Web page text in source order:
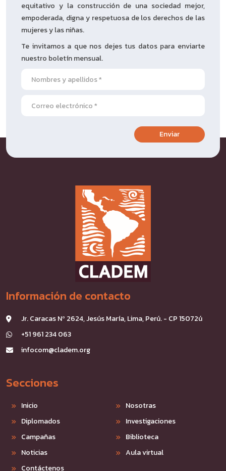
equitativo y la construcción de una sociedad mejor,
empoderada, digna y respetuosa de los derechos de las
mujeres y las niñas.
Te invitamos a que nos dejes tus datos para enviarte
nuestro boletín mensual.
Enviar
Información de contacto
Jr. Caracas Nº 2624, Jesús María, Lima, Perú. - CP 15072ú
+51 961 234 063
infocom@cladem.org
Secciones
Inicio
Nosotras
Diplomados
Investigaciones
Campañas
Biblioteca
Noticias
Aula virtual
Contáctenos